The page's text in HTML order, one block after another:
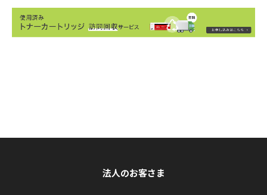
法人のお客さま